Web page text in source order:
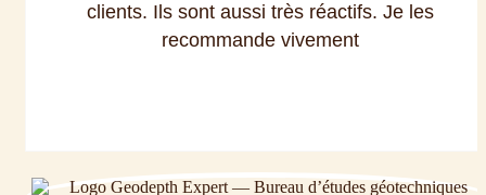
clients. Ils sont aussi très réactifs. Je les
recommande vivement